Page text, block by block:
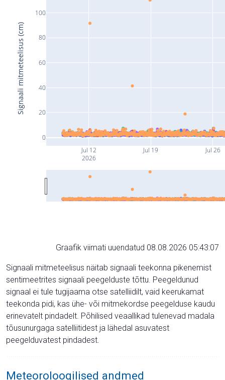
Jul 12
2026
Jul 19 Jul 26
0
20
40
60
80
100
Signaali mitmeteelisus (cm)
Graafik viimati uuendatud 08.08.2026 05:43:07
Signaali mitmeteelisus näitab signaali teekonna pikenemist
sentimeetrites signaali peegelduste tõttu. Peegeldunud
signaal ei tule tugijaama otse satelliidilt, vaid keerukamat
teekonda pidi, kas ühe- või mitmekordse peegelduse kaudu
erinevatelt pindadelt. Põhilised veaallikad tulenevad madala
tõusunurgaga satelliitidest ja lähedal asuvatest
peegelduvatest pindadest.
Meteoroloogilised andmed